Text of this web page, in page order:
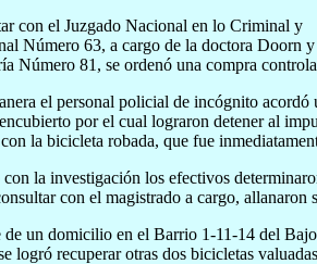
con el Juzgado Nacional en lo Criminal y
Número 63, a cargo de la doctora Doorn y
Número 81, se ordenó una compra
el personal policial de incógnito
por el cual lograron detener al
la bicicleta robada, que fue
la investigación los efectivos
con el magistrado a cargo, allanaron
de un domicilio en el Barrio 1-11-14 del
logró recuperar otras dos bicicletas